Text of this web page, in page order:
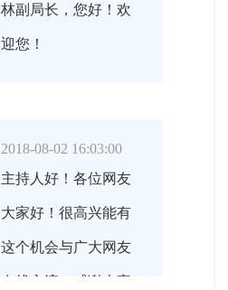
林副局长，您好！欢
迎您！
2018-08-02 16:03:00
主持人好！各位网友
大家好！很高兴能有
这个机会与广大网友
在线交流，感谢大家